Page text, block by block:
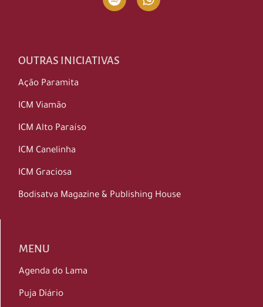
OUTRAS INICIATIVAS
Ação Paramita
ICM Viamão
ICM Alto Paraíso
ICM Canelinha
ICM Graciosa
Bodisatva Magazine & Publishing House
MENU
Agenda do Lama
Puja Diário